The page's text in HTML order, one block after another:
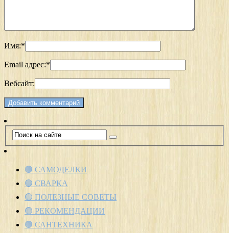
Имя:*
Email адрес:*
Вебсайт:
🟢 САМОДЕЛКИ
🟢 СВАРКА
🟢 ПОЛЕЗНЫЕ СОВЕТЫ
🟢 РЕКОМЕНДАЦИИ
🟢 САНТЕХНИКА